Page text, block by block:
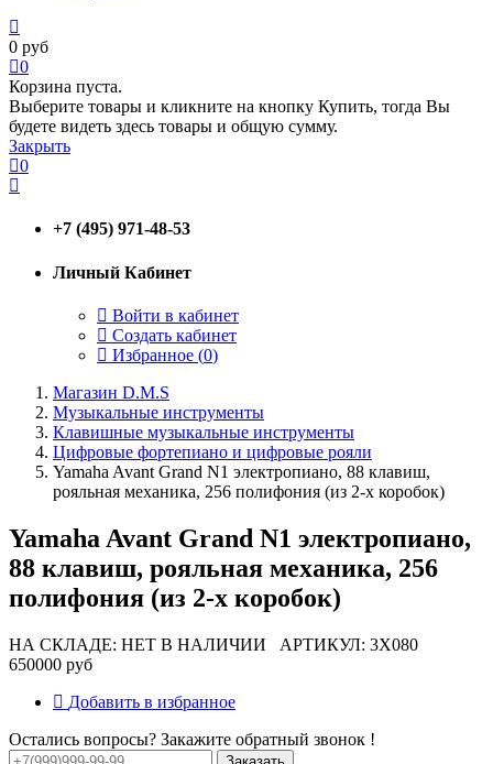
0 руб
0
Корзина пуста.
Выберите товары и кликните на кнопку Купить, тогда Вы
будете видеть здесь товары и общую сумму.
Закрыть
0
+7 (495) 971-48-53
Личный Кабинет
Войти в кабинет
Создать кабинет
Избранное (0)
Магазин D.M.S
Музыкальные инструменты
Клавишные музыкальные инструменты
Цифровые фортепиано и цифровые рояли
Yamaha Avant Grand N1 электропиано, 88 клавиш,
рояльная механика, 256 полифония (из 2-х коробок)
Yamaha Avant Grand N1 электропиано,
88 клавиш, рояльная механика, 256
полифония (из 2-х коробок)
НА СКЛАДЕ: НЕТ В НАЛИЧИИ АРТИКУЛ: 3X080
650000 руб
Добавить в избранное
Остались вопросы? Закажите обратный звонок !